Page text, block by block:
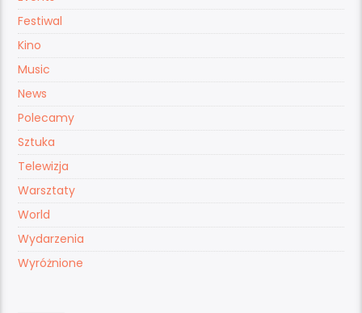
Festiwal
Kino
Music
News
Polecamy
Sztuka
Telewizja
Warsztaty
World
Wydarzenia
Wyróżnione